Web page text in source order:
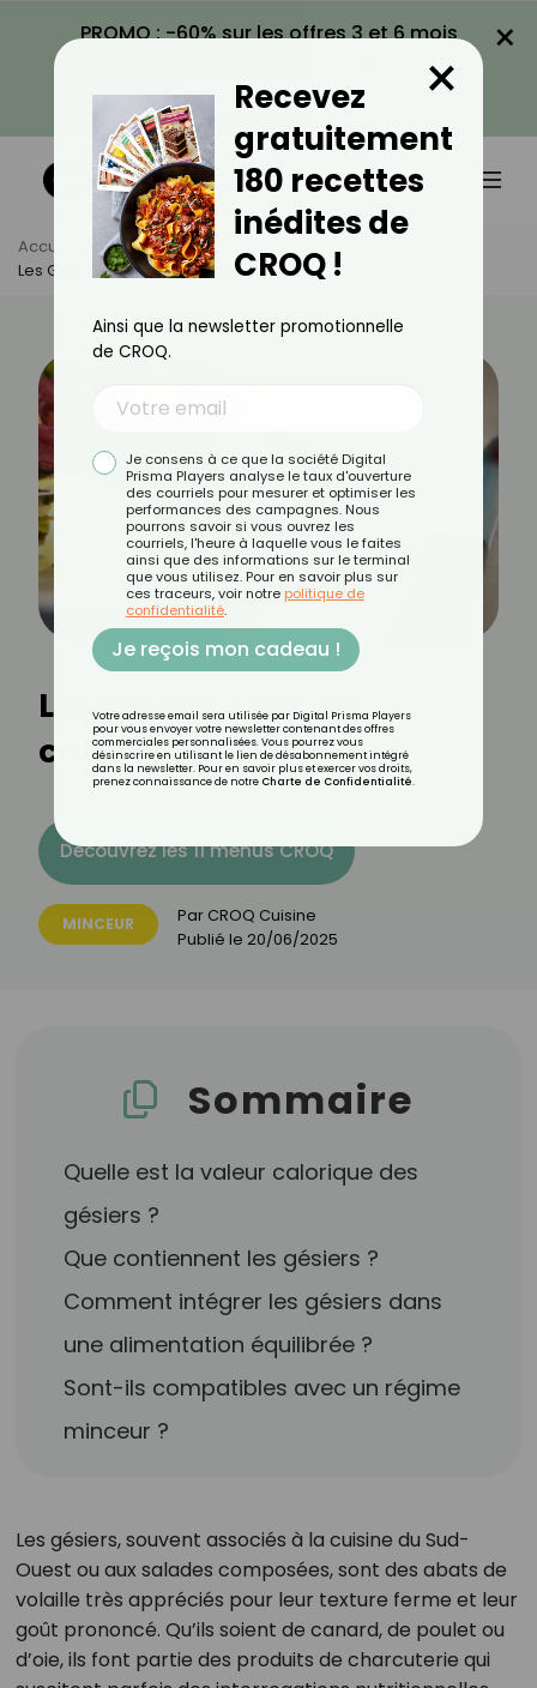
PROMO : -60% sur les offres 3 et 6 mois
VOIR LA PROMO
×
Accueil Actus
Minceur
Les Gésiers Sont-Ils Caloriques ?
Les gésiers sont-ils
caloriques ?
Découvrez les 11 menus CROQ
MINCEUR Par CROQ Cuisine
Publié le 20/06/2025
Sommaire
Quelle est la valeur calorique des
gésiers ?
Que contiennent les gésiers ?
Comment intégrer les gésiers dans
une alimentation équilibrée ?
Sont-ils compatibles avec un régime
minceur ?
Les gésiers, souvent associés à la cuisine du Sud-
Ouest ou aux salades composées, sont des abats de
volaille très appréciés pour leur texture ferme et leur
goût prononcé. Qu’ils soient de canard, de poulet ou
d’oie, ils font partie des produits de charcuterie qui
Recevez
gratuitement
180 recettes
inédites de
CROQ !
×
Ainsi que la newsletter promotionnelle
de CROQ.
Je consens à ce que la société Digital
Prisma Players analyse le taux d'ouverture
des courriels pour mesurer et optimiser les
performances des campagnes. Nous
pourrons savoir si vous ouvrez les
courriels, l'heure à laquelle vous le faites
ainsi que des informations sur le terminal
que vous utilisez. Pour en savoir plus sur
ces traceurs, voir notre politique de
confidentialité.
Je reçois mon cadeau !
Votre adresse email sera utilisée par Digital Prisma Players
pour vous envoyer votre newsletter contenant des offres
commerciales personnalisées. Vous pourrez vous
désinscrire en utilisant le lien de désabonnement intégré
dans la newsletter. Pour en savoir plus et exercer vos droits,
prenez connaissance de notre Charte de Confidentialité.